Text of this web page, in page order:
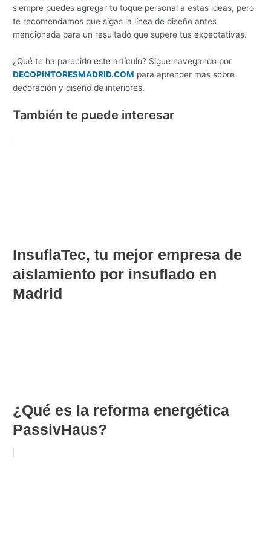
siempre puedes agregar tu toque personal a estas ideas, pero
te recomendamos que sigas la línea de diseño antes
mencionada para un resultado que supere tus expectativas.
¿Qué te ha parecido este artículo? Sigue navegando por
DECOPINTORESMADRID.COM para aprender más sobre
decoración y diseño de interiores.
También te puede interesar
InsuflaTec, tu mejor empresa de
aislamiento por insuflado en
Madrid
¿Qué es la reforma energética
PassivHaus?